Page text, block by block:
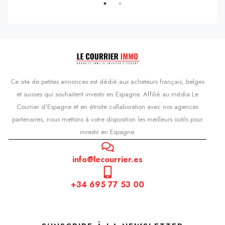
Ce site de petites annonces est dédié aux acheteurs français, belges
et suisses qui souhaitent investir en Espagne. Affilié au média Le
Courrier d'Espagne et en étroite collaboration avec nos agences
partenaires, nous mettons à votre disposition les meilleurs outils pour
investir en Espagne.
info@lecourrier.es
+34 695 77 53 00